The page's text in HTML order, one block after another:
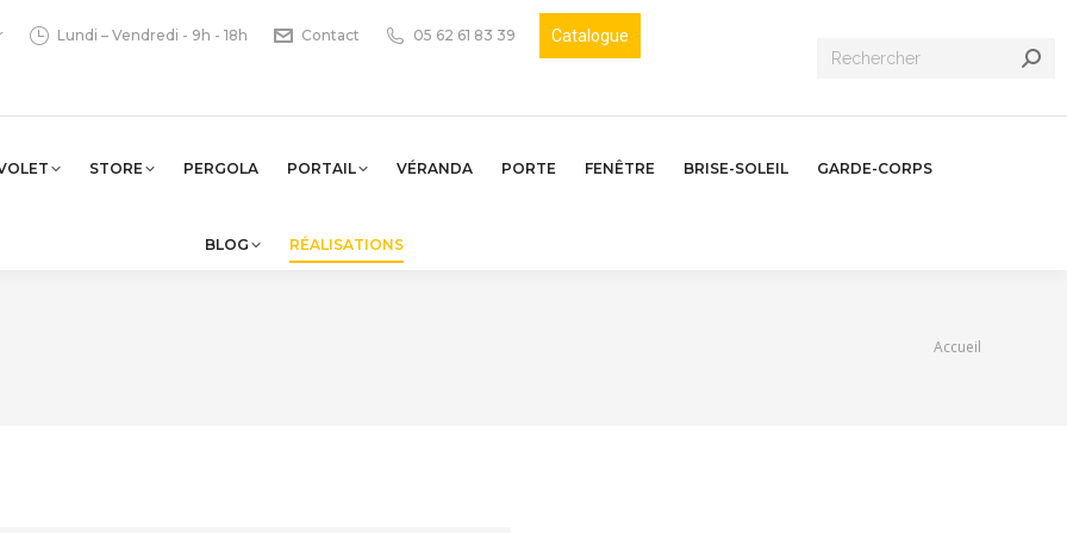
Lundi – Vendredi - 9h - 18h Contact 05 62 61 83 39 Catalogue
Recherche
STORE PERGOLA PORTAIL VÉRANDA PORTE FENÊTRE BRISE-SOLEIL GARDE-CORPS
BLOG RÉALISATIONS
Vous êtes ici :
Accueil